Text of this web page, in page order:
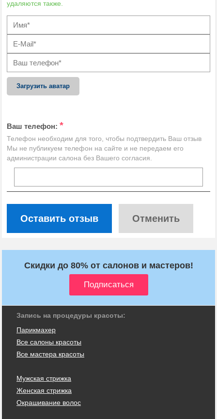
удаляются также.
Загрузить аватар
Ваш телефон: *
Телефон необходим для того, чтобы подтвердить Ваш отзыв
Мы не публикуем телефон на сайте и не передаем его
администрации салона без Вашего согласия.
Оставить отзыв Отменить
Скидки до 80% от салонов и мастеров!
Запись на процедуры красоты:
Парикмахер
Все салоны красоты
Все мастера красоты
Мужская стрижка
Женская стрижка
Окрашивание волос